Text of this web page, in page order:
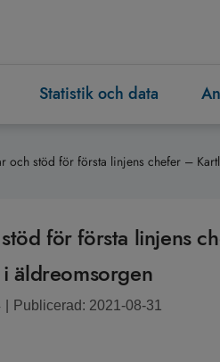
Statistik och data
och stöd för första linjens chefer –
för första linjens
äldreomsorgen
Publicerad: 2021-08-31